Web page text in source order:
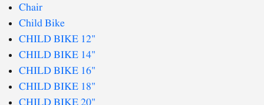
Chair
Child Bike
CHILD BIKE 12"
CHILD BIKE 14"
CHILD BIKE 16"
CHILD BIKE 18"